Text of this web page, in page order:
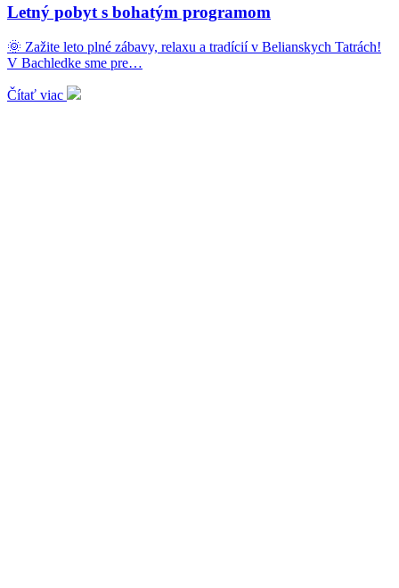
Letný pobyt s bohatým programom
🌞 Zažite leto plné zábavy, relaxu a tradícií v Belianskych Tatrách!
V Bachledke sme pre…
Čítať viac